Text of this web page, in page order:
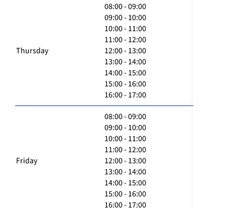
Thursday
08:00 - 09:00
09:00 - 10:00
10:00 - 11:00
11:00 - 12:00
12:00 - 13:00
13:00 - 14:00
14:00 - 15:00
15:00 - 16:00
16:00 - 17:00
Friday
08:00 - 09:00
09:00 - 10:00
10:00 - 11:00
11:00 - 12:00
12:00 - 13:00
13:00 - 14:00
14:00 - 15:00
15:00 - 16:00
16:00 - 17:00